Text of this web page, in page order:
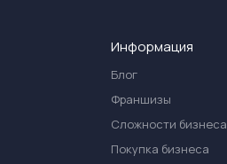
Информация
Блог
Франшизы
Сложности бизнеса
Покупка бизнеса